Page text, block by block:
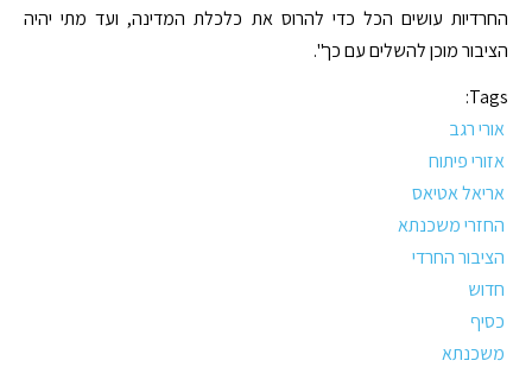
החרדיות עושים הכל כדי להרוס את כלכלת המדינה, ועד מתי יהיה
הציבור מוכן להשלים עם כך".
Tags:
אורי רגב
אזורי פיתוח
אריאל אטיאס
החזרי משכנתא
הציבור החרדי
חדוש
כסיף
משכנתא